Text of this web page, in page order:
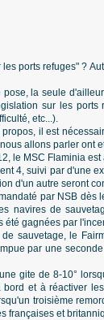
ports refuges" ?
pose, la seule
sur les ports
etc...).
propos, il est
allons parler ont
le MSC Flaminia
4, suivi par d'une
d'un autre seront
par NSB dès
navires de
été gagnées par
sauvetage, le
par une
gite de 8-10°
bord et à réactiver
troisième
françaises et